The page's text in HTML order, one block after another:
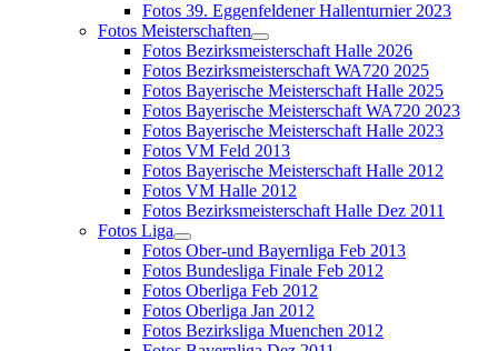
Fotos 39. Eggenfeldener Hallenturnier 2023
Fotos Meisterschaften
Fotos Bezirksmeisterschaft Halle 2026
Fotos Bezirksmeisterschaft WA720 2025
Fotos Bayerische Meisterschaft Halle 2025
Fotos Bayerische Meisterschaft WA720 2023
Fotos Bayerische Meisterschaft Halle 2023
Fotos VM Feld 2013
Fotos Bayerische Meisterschaft Halle 2012
Fotos VM Halle 2012
Fotos Bezirksmeisterschaft Halle Dez 2011
Fotos Liga
Fotos Ober-und Bayernliga Feb 2013
Fotos Bundesliga Finale Feb 2012
Fotos Oberliga Feb 2012
Fotos Oberliga Jan 2012
Fotos Bezirksliga Muenchen 2012